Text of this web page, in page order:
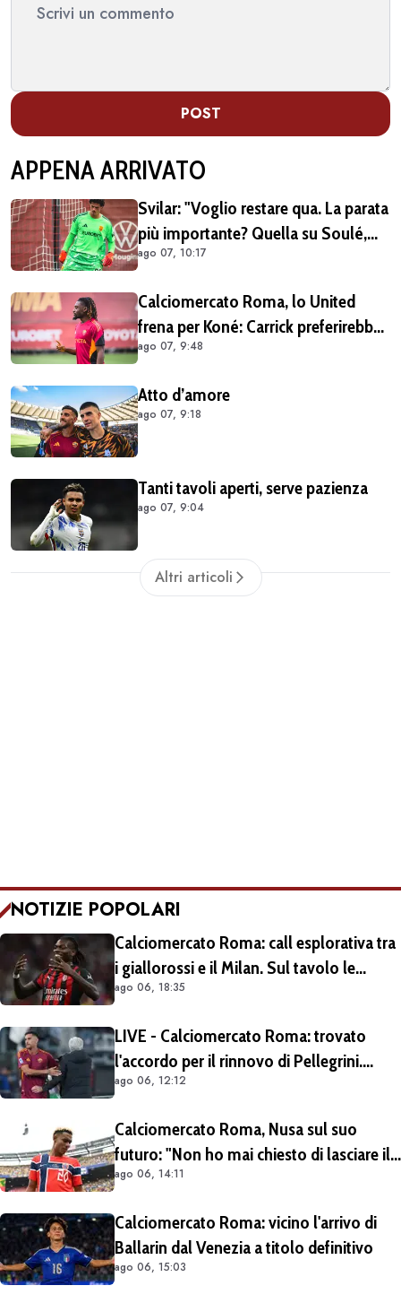
POST
APPENA ARRIVATO
Svilar: "Voglio restare qua. La parata
più importante? Quella su Soulé,
nel 2014, è stata importante per la
ago 07, 10:17
Calciomercato Roma, lo United
frena per Koné: Carrick preferirebbe
altri profili
ago 07, 9:48
Atto d’amore
ago 07, 9:18
Tanti tavoli aperti, serve pazienza
ago 07, 9:04
Altri articoli
NOTIZIE POPOLARI
Calciomercato Roma: call esplorativa tra
i giallorossi e il Milan. Sul tavolo le
situazioni di Leao e Soulé
ago 06, 18:35
LIVE - Calciomercato Roma: trovato
l'accordo per il rinnovo di Pellegrini.
Prolungamento di un solo anno
ago 06, 12:12
Calciomercato Roma, Nusa sul suo
futuro: "Non ho mai chiesto di lasciare il
Lipsia". Giallorossi ancora al lavoro
ago 06, 14:11
Calciomercato Roma: vicino l'arrivo di
Ballarin dal Venezia a titolo definitivo
ago 06, 15:03